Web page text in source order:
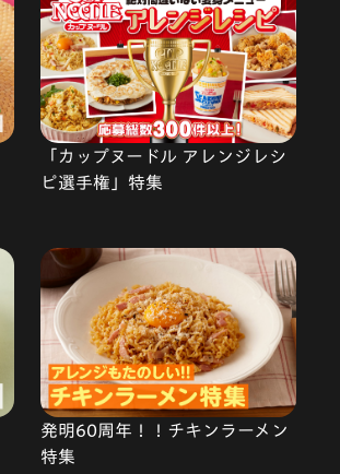
「カップヌードル アレンジレシ
ピ選手権」特集
発明60周年！！チキンラーメン
特集